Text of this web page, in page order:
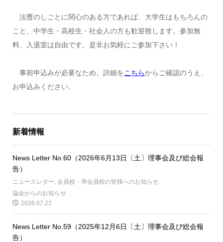
法曹のしごとに関心のある方であれば、大学生はもちろんの
こと、中学生・高校生・社会人の方も歓迎致します。参加無
料、入退室は自由です。是非お気軽にご参加下さい！
事前申込みが必要なため、詳細をこちらからご確認のうえ、
お申込みください。
新着情報
News Letter No.60（2026年6月13日〔土〕理事会及び総会報
告）
ニュースレター 会員校・準会員校の皆様へのお知らせ
協会からのお知らせ
2026.07.22
News Letter No.59（2025年12月6日〔土〕理事会及び総会報
告）